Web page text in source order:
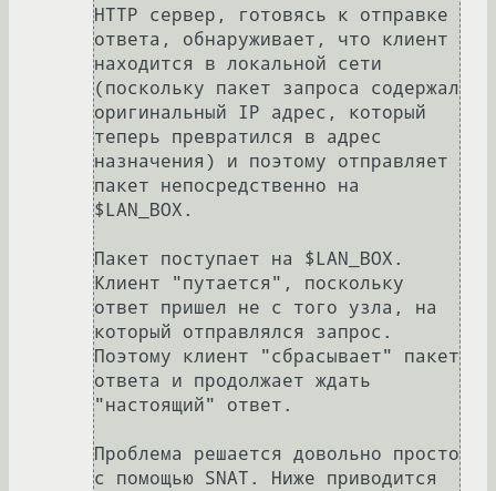
HTTP сервер, готовясь к отправке
ответа, обнаруживает, что клиент
находится в локальной сети
(поскольку пакет запроса содержал
оригинальный IP адрес, который
теперь превратился в адрес
назначения) и поэтому отправляет
пакет непосредственно на
$LAN_BOX.
Пакет поступает на $LAN_BOX.
Клиент "путается", поскольку
ответ пришел не с того узла, на
который отправлялся запрос.
Поэтому клиент "сбрасывает" пакет
ответа и продолжает ждать
"настоящий" ответ.
Проблема решается довольно просто
с помощью SNAT. Ниже приводится